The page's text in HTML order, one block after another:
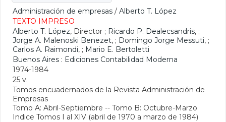
Administración de empresas / Alberto T. López
TEXTO IMPRESO
Alberto T. López, Director ; Ricardo P. Dealecsandris, ;
Jorge A. Malenoski Benezet, ; Domingo Jorge Messuti, ;
Carlos A. Raimondi, ; Mario E. Bertoletti
Buenos Aires : Ediciones Contabilidad Moderna
1974-1984
25 v.
Tomos encuadernados de la Revista Administración de
Empresas
Tomo A: Abril-Septiembre -- Tomo B: Octubre-Marzo
Indice Tomos I al XIV (abril de 1970 a marzo de 1984)